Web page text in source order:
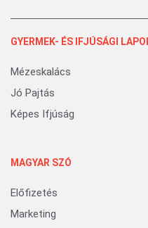
GYERMEK- ÉS IFJÚSÁGI
Mézeskalács
Jó Pajtás
Képes Ifjúság
MAGYAR SZÓ
Előfizetés
Marketing